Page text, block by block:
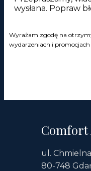
wysłana. Popraw
Wyrażam zgodę na
wydarzeniach i promocjach
Comfort
ul. Chmielna
80-748